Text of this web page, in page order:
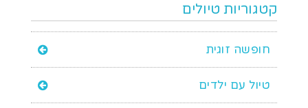
קטגוריות טיולים
חופשה זוגית
טיול עם ילדים